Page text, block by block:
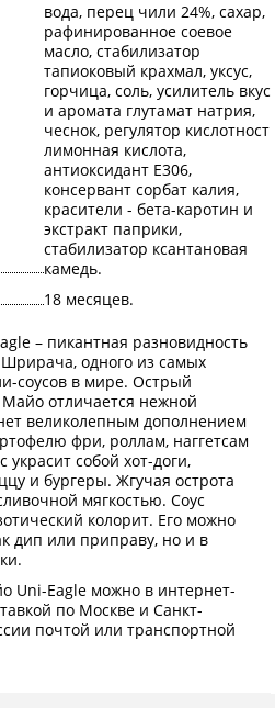
вода, перец чили 24%, сахар,
рафинированное соевое
масло, стабилизатор
тапиоковый крахмал, уксус,
горчица, соль, усилитель
и аромата глутамат натрия,
чеснок, регулятор
лимонная кислота,
антиоксидант Е306,
консервант сорбат калия,
красители - бета-каротин и
экстракт паприки,
стабилизатор ксантановая
камедь.
18 месяцев.
– пикантная разновидность
Шрирача, одного из самых
соусов в мире. Острый
отличается нежной
великолепным дополнением
фри, роллам, наггетсам
украсит собой хот-доги,
и бургеры. Жгучая острота
мягкостью. Соус
колорит. Его можно
дип или приправу, но и в
Uni-Eagle можно в интернет-
по Москве и Санкт-
почтой или транспортной